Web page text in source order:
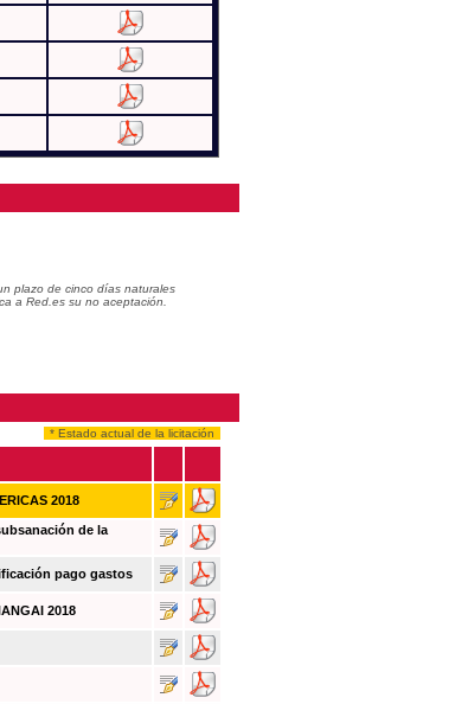
plazo de cinco días naturales
a Red.es su no aceptación.
* Estado actual de la licitación
2018
de la
pago gastos
2018